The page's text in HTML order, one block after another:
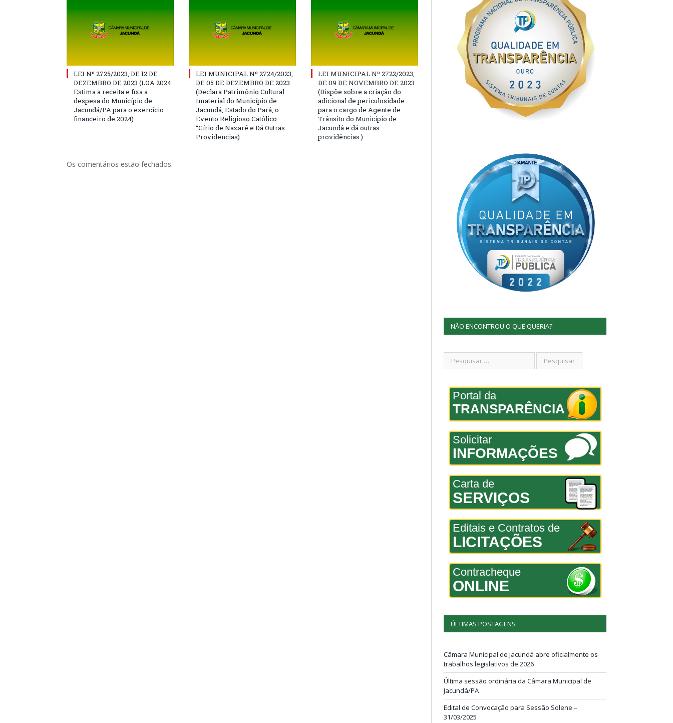
LEI Nº 2725/2023, DE 12 DE
DEZEMBRO DE 2023 (LOA 2024
Estima a receita e fixa a
despesa do Município de
Jacundá/PA para o exercício
financeiro de 2024)
LEI MUNICIPAL Nº 2724/2023,
DE 05 DE DEZEMBRO DE 2023
(Declara Patrimônio Cultural
Imaterial do Município de
Jacundá, Estado do Pará, o
Evento Religioso Católico
“Círio de Nazaré e Dá Outras
Providencias)
LEI MUNICIPAL Nº 2722/2023,
DE 09 DE NOVEMBRO DE 2023
(Dispõe sobre a criação do
adicional de periculosidade
para o cargo de Agente de
Trânsito do Município de
Jacundá e dá outras
providências.)
Os comentários estão fechados.
NÃO ENCONTROU O QUE QUERIA?
Portal da
TRANSPARÊNCIA
Solicitar
INFORMAÇÕES
Carta de
SERVIÇOS
Editais e Contratos de
LICITAÇÕES
Contracheque
ONLINE
ÚLTIMAS POSTAGENS
Câmara Municipal de Jacundá abre oficialmente os
trabalhos legislativos de 2026
Última sessão ordinária da Câmara Municipal de
Jacundá/PA
Edital de Convocação para Sessão Solene –
31/03/2025